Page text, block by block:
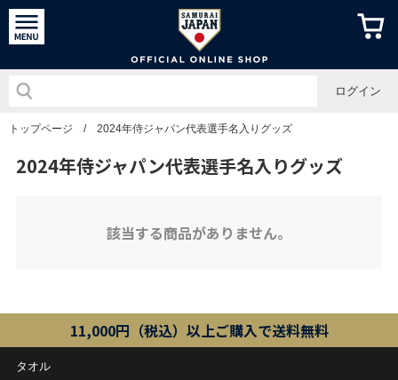
侍ジャパ
ログイン
トップページ / 2024年侍ジャパン代表選手名入りグッズ
2024年侍ジャパン代表選手名入りグッズ
該当する商品がありません。
11,000円（税込）以上ご購入で送料無料
タオル